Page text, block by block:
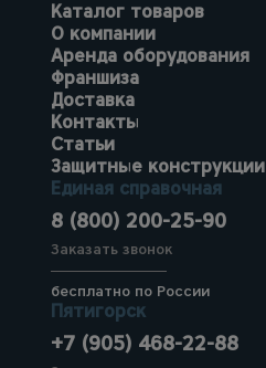
Каталог товаров
О компании
Аренда оборудования
Франшиза
Доставка
Контакты
Статьи
Защитные конструкции
Единая справочная
8 (800) 200-25-90
Заказать звонок
бесплатно по России
Пятигорск
+7 (905) 468-22-88